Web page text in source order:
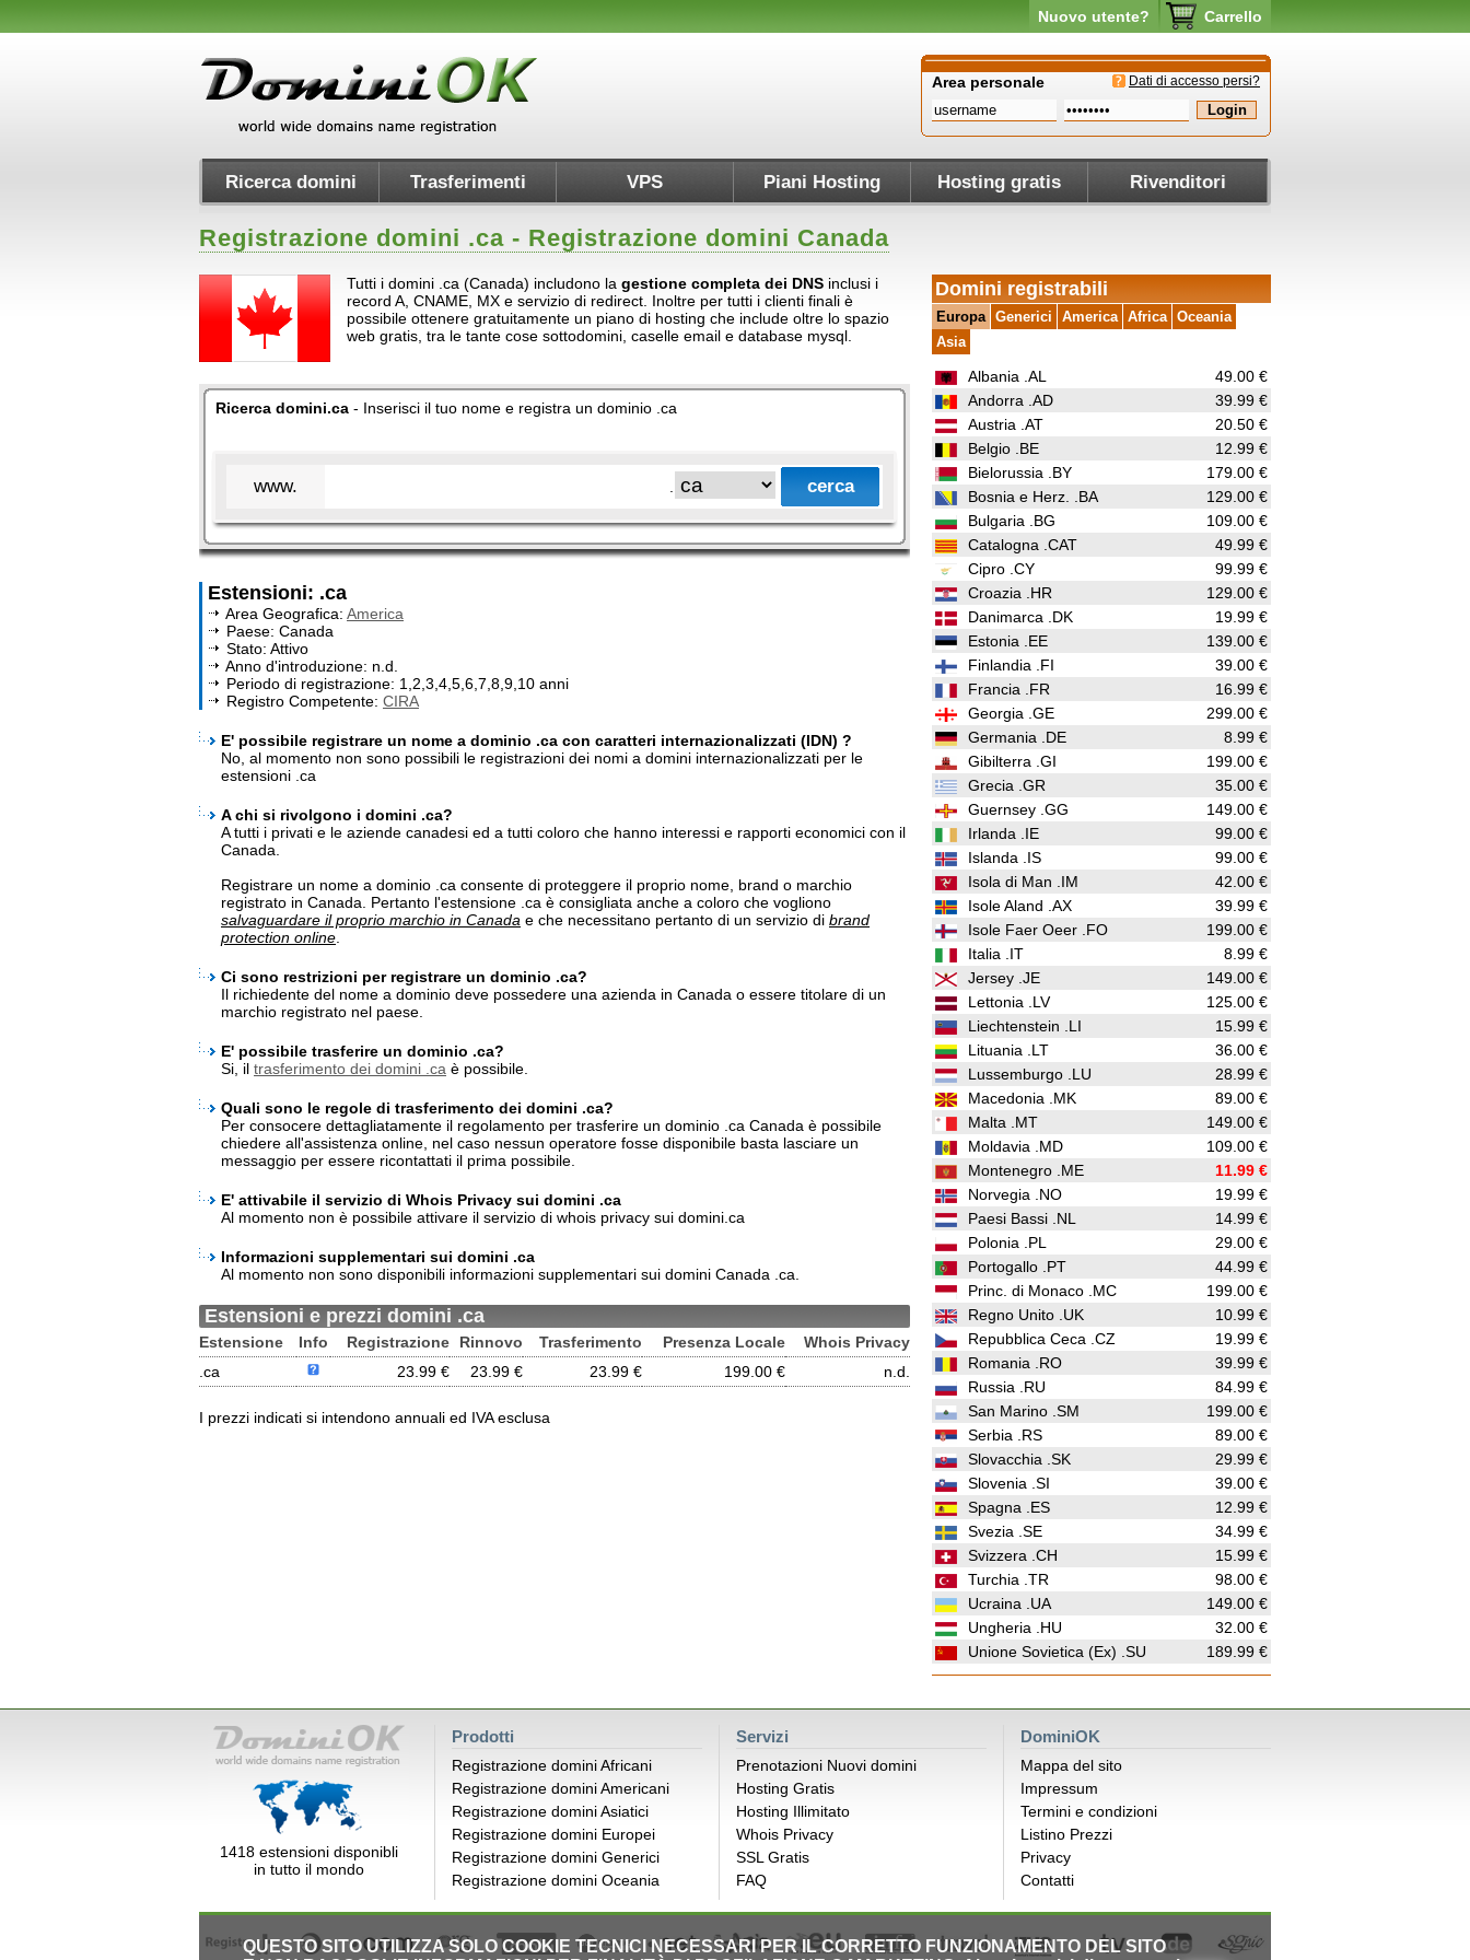
Nuovo utente? Carrello
Dati di accesso persi?
Area personale
Ricerca domini Trasferimenti VPS Piani Hosting Hosting gratis Rivenditori
Registrazione domini .ca - Registrazione domini Canada
Tutti i domini .ca (Canada) includono la gestione completa dei DNS inclusi i
record A, CNAME, MX e servizio di redirect. Inoltre per tutti i clienti finali è
possibile ottenere gratuitamente un piano di hosting che include oltre lo spazio
web gratis, tra le tante cose sottodomini, caselle email e database mysql.
Ricerca domini.ca - Inserisci il tuo nome e registra un dominio .ca
www.
Estensioni: .ca
Area Geografica: America
Paese: Canada
Stato: Attivo
Anno d'introduzione: n.d.
Periodo di registrazione: 1,2,3,4,5,6,7,8,9,10 anni
Registro Competente: CIRA
E' possibile registrare un nome a dominio .ca con caratteri internazionalizzati (IDN) ?
No, al momento non sono possibili le registrazioni dei nomi a domini internazionalizzati per le
estensioni .ca
A chi si rivolgono i domini .ca?
A tutti i privati e le aziende canadesi ed a tutti coloro che hanno interessi e rapporti economici con il
Canada.
Registrare un nome a dominio .ca consente di proteggere il proprio nome, brand o marchio
registrato in Canada. Pertanto l'estensione .ca è consigliata anche a coloro che vogliono
salvaguardare il proprio marchio in Canada e che necessitano pertanto di un servizio di brand
protection online
Ci sono restrizioni per registrare un dominio .ca?
Il richiedente del nome a dominio deve possedere una azienda in Canada o essere titolare di un
marchio registrato nel paese.
E' possibile trasferire un dominio .ca?
Si, il trasferimento dei domini .ca è possibile.
Quali sono le regole di trasferimento dei domini .ca?
Per consocere dettagliatamente il regolamento per trasferire un dominio .ca Canada è possibile
chiedere all'assistenza online, nel caso nessun operatore fosse disponibile basta lasciare un
messaggio per essere ricontattati il prima possibile.
E' attivabile il servizio di Whois Privacy sui domini .ca
Al momento non è possibile attivare il servizio di whois privacy sui domini.ca
Informazioni supplementari sui domini .ca
Al momento non sono disponibili informazioni supplementari sui domini Canada .ca.
Estensioni e prezzi domini .ca
Estensione Info Registrazione Rinnovo Trasferimento Presenza Locale
Whois Privacy
.ca
23.99 € 23.99 € 23.99 € 199.00 € n.d.
I prezzi indicati si intendono annuali ed IVA esclusa
Domini registrabili
Europa Generici America Africa Oceania
Asia
Albania .AL
49.00 €
Andorra .AD
39.99 €
Austria .AT
20.50 €
Belgio .BE
12.99 €
Bielorussia .BY
179.00 €
Bosnia e Herz. .BA
129.00 €
Bulgaria .BG
109.00 €
Catalogna .CAT
49.99 €
Cipro .CY
99.99 €
Croazia .HR
129.00 €
Danimarca .DK
19.99 €
Estonia .EE
139.00 €
Finlandia .FI
39.00 €
Francia .FR
16.99 €
Georgia .GE
299.00 €
Germania .DE
8.99 €
Gibilterra .GI
199.00 €
Grecia .GR
35.00 €
Guernsey .GG
149.00 €
Irlanda .IE
99.00 €
Islanda .IS
99.00 €
Isola di Man .IM
42.00 €
Isole Aland .AX
39.99 €
Isole Faer Oeer .FO
199.00 €
Italia .IT
8.99 €
Jersey .JE
149.00 €
Lettonia .LV
125.00 €
Liechtenstein .LI
15.99 €
Lituania .LT
36.00 €
Lussemburgo .LU
28.99 €
Macedonia .MK
89.00 €
Malta .MT
149.00 €
Moldavia .MD
109.00 €
Montenegro .ME
11.99 €
Norvegia .NO
19.99 €
Paesi Bassi .NL
14.99 €
Polonia .PL
29.00 €
Portogallo .PT
44.99 €
Princ. di Monaco .MC
199.00 €
Regno Unito .UK
10.99 €
Repubblica Ceca .CZ
19.99 €
Romania .RO
39.99 €
Russia .RU
84.99 €
San Marino .SM
199.00 €
Serbia .RS
89.00 €
Slovacchia .SK
29.99 €
Slovenia .SI
39.00 €
Spagna .ES
12.99 €
Svezia .SE
34.99 €
Svizzera .CH
15.99 €
Turchia .TR
98.00 €
Ucraina .UA
149.00 €
Ungheria .HU
32.00 €
Unione Sovietica (Ex) .SU
189.99 €
1418 estensioni disponibli
in tutto il mondo
Prodotti
Registrazione domini Africani
Registrazione domini Americani
Registrazione domini Asiatici
Registrazione domini Europei
Registrazione domini Generici
Registrazione domini Oceania
Servizi
Prenotazioni Nuovi domini
Hosting Gratis
Hosting Illimitato
Whois Privacy
SSL Gratis
FAQ
DominiOK
Mappa del sito
Impressum
Termini e condizioni
Listino Prezzi
Privacy
Contatti
QUESTO SITO UTILIZZA SOLO COOKIE TECNICI NECESSARI PER IL CORRETTO FUNZIONAMENTO DEL SITO